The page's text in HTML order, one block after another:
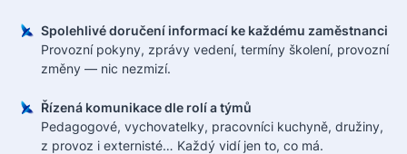
Spolehlivé doručení informací ke každému zaměstnanci
Provozní pokyny, zprávy vedení, termíny školení, provozní
změny — nic nezmizí.
Řízená komunikace dle rolí a týmů
Pedagogové, vychovatelky, pracovníci kuchyně, družiny,
z provoz i externisté… Každý vidí jen to, co má.